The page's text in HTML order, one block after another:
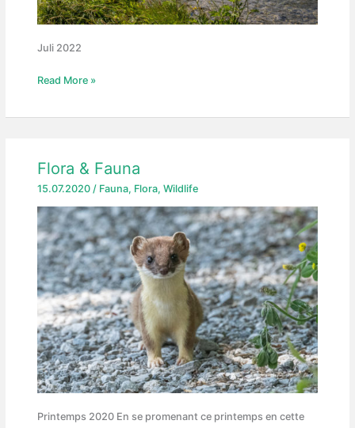
Juli 2022
Eindrücke
dem
Read More »
Flora & Fauna
15.07.2020 / Fauna, Flora, Wildlife
Printemps 2020 En se promenant ce printemps en cette